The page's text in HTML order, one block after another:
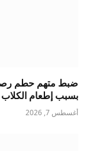
ضبط متهم حطم
بسبب إطعام الكلاب
أغسطس 7, 2026